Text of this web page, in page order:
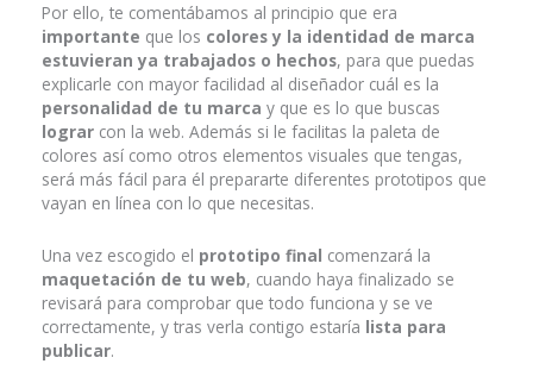
Por ello, te comentábamos al principio que era
importante que los colores y la identidad de marca
estuvieran ya trabajados o hechos, para que puedas
explicarle con mayor facilidad al diseñador cuál es la
personalidad de tu marca y que es lo que buscas
lograr con la web. Además si le facilitas la paleta de
colores así como otros elementos visuales que tengas,
será más fácil para él prepararte diferentes prototipos que
vayan en línea con lo que necesitas.
Una vez escogido el prototipo final comenzará la
maquetación de tu web, cuando haya finalizado se
revisará para comprobar que todo funciona y se ve
correctamente, y tras verla contigo estaría lista para
publicar.